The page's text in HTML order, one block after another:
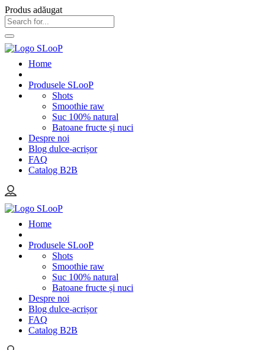
Produs adăugat
Home
Produsele SLooP
Shots
Smoothie raw
Suc 100% natural
Batoane fructe și nuci
Despre noi
Blog dulce-acrișor
FAQ
Catalog B2B
Home
Produsele SLooP
Shots
Smoothie raw
Suc 100% natural
Batoane fructe și nuci
Despre noi
Blog dulce-acrișor
FAQ
Catalog B2B